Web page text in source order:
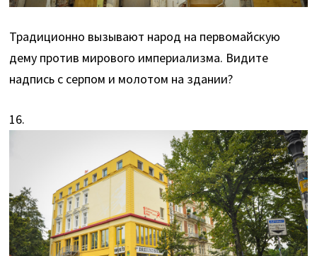
Традиционно вызывают народ на первомайскую
дему против мирового империализма. Видите
надпись с серпом и молотом на здании?
16.